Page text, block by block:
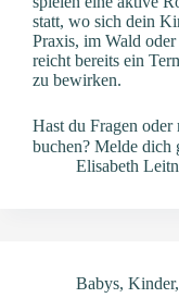
statt, wo sich dein
Praxis, im Wald
reicht bereits ein
zu bewirken.
Hast du Fragen oder
buchen? Melde dich
Elisabeth
Babys, Kinder,